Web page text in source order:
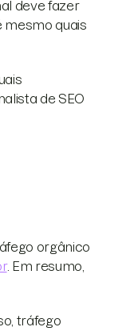
deve fazer
mesmo quais
de SEO
orgânico
. Em resumo,
tráfego